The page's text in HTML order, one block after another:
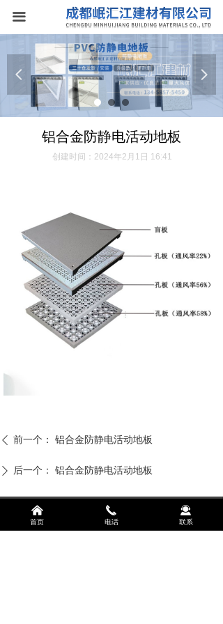
넳 넲
끀
首页
关于我们
产品中心
防静电地板
新闻资讯铝合金防静电活动地板
ꄴ 前一个： 铝合金防静电活动地板
ꄲ 后一个： 铝合金防静电活动地板
创建时间： 2024年2月1日 16:41
联系人：吕经理
낀
首页
끅
电话
끤
联系